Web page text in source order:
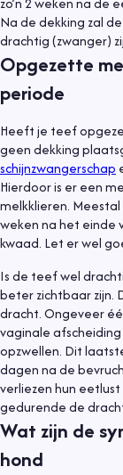
Na de dekking zal
drachtig (zwanger)
Opgezette
periode
Heeft je teef
geen dekking
schijnzwangerschap
Hierdoor is er een
melkklieren.
weken na het einde
kwaad. Let er wel
Is de teef wel
beter zichtbaar zijn.
dracht. Ongeveer
vaginale
opzwellen. Dit
dagen na de
verliezen hun
gedurende de
Wat zijn de
hond